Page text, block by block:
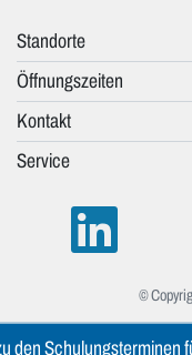
Standorte
Öffnungszeiten
Kontakt
Service
©
den Schulungsterminen